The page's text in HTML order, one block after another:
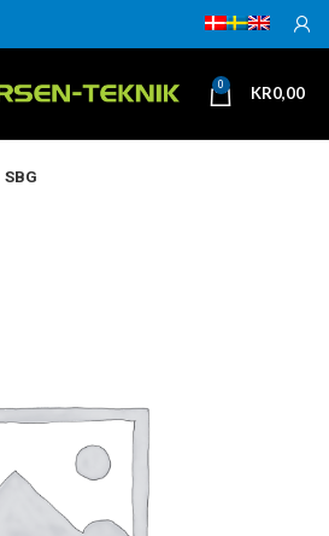
0 KR0,00
SBG